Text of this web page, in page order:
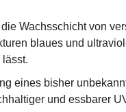
Wachsschicht von
blaues und
eines bisher
und essbarer